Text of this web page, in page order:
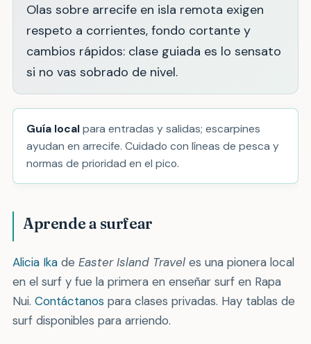
Olas sobre arrecife en isla remota exigen
respeto a corrientes, fondo cortante y
cambios rápidos: clase guiada es lo sensato
si no vas sobrado de nivel.
Guía localpara entradas y salidas; escarpines
ayudan en arrecife. Cuidado con líneas de pesca y
normas de prioridad en el pico.
Aprende a surfear
Alicia Ikade Easter Island Traveles una pionera local
en el surf y fue la primera en enseñar surf en Rapa
Nui. Contáctanospara clases privadas. Hay tablas de
surf disponibles para arriendo.